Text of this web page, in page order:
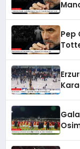
Pep